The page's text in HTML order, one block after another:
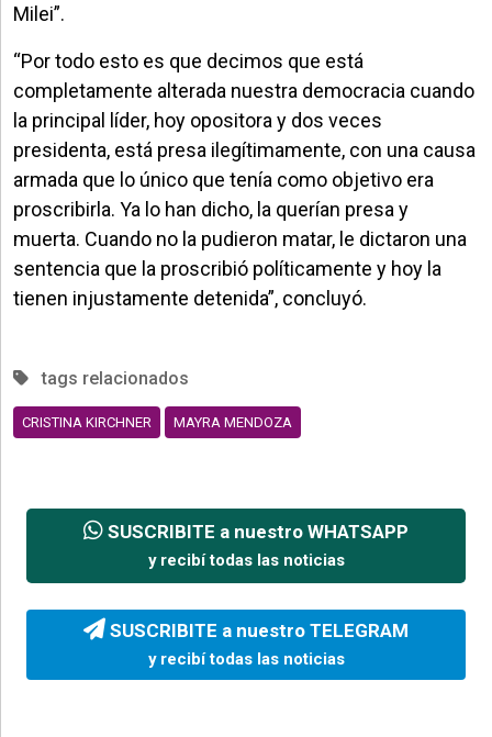
Milei”.
“Por todo esto es que decimos que está
completamente alterada nuestra democracia cuando
la principal líder, hoy opositora y dos veces
presidenta, está presa ilegítimamente, con una causa
armada que lo único que tenía como objetivo era
proscribirla. Ya lo han dicho, la querían presa y
muerta. Cuando no la pudieron matar, le dictaron una
sentencia que la proscribió políticamente y hoy la
tienen injustamente detenida”, concluyó.
tags relacionados
CRISTINA KIRCHNER MAYRA MENDOZA
SUSCRIBITE a nuestro WHATSAPP
y recibí todas las noticias
SUSCRIBITE a nuestro TELEGRAM
y recibí todas las noticias